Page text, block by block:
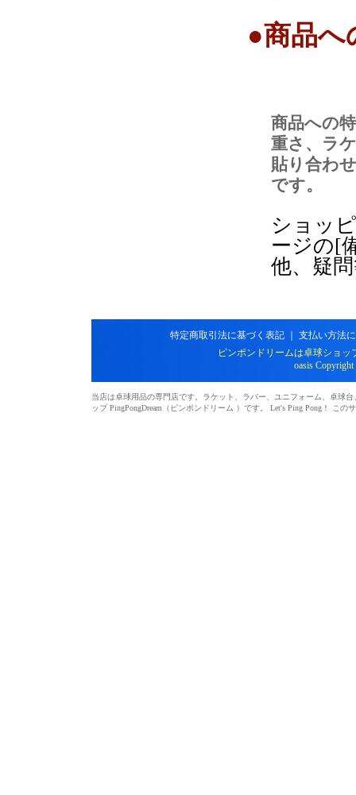
●商品へ
商品への
重さ、ラ
貼り合わ
です。
ショッ
ージの[
他、疑
特定商取引法に基づく表記 ｜ 支払い方法
ピンポンドリームは卓球ショ
oasis
当店は卓球用品の専門店です。ラケット、ラバー、ユニフォーム、卓球
ップ PingPongDream（ピンポンドリーム ）です。 Let's Ping Pong！ こ